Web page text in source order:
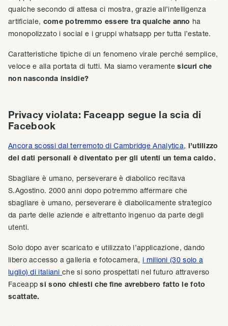
qualche secondo di attesa ci mostra, grazie all’intelligenza
artificiale, come potremmo essere tra qualche anno ha
monopolizzato i social e i gruppi whatsapp per tutta l’estate.
Caratteristiche tipiche di un fenomeno virale perché semplice,
veloce e alla portata di tutti. Ma siamo veramentesicuri che
non nasconda insidie?
Privacy violata: Faceapp segue la scia di
Facebook
Ancora scossi dal terremoto di Cambridge Analytica, l’utilizzo
dei dati personali è diventato per gli utenti un tema caldo.
Sbagliare è umano, perseverare è diabolico recitava
S.Agostino. 2000 anni dopo potremmo affermare che
sbagliare è umano, perseverare è diabolicamente strategico
da parte delle aziende e altrettanto ingenuo da parte degli
utenti.
Solo dopo aver scaricato e utilizzato l’applicazione, dando
libero accesso a galleria e fotocamera, i milioni (30 solo a
luglio) di italianiche si sono prospettati nel futuro attraverso
Faceappsi sono chiesti che fine avrebbero fatto le foto
scattate.